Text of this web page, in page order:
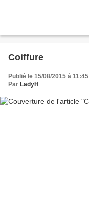
Coiffure
Publié le 15/08/2015 à 11:45
Par LadyH